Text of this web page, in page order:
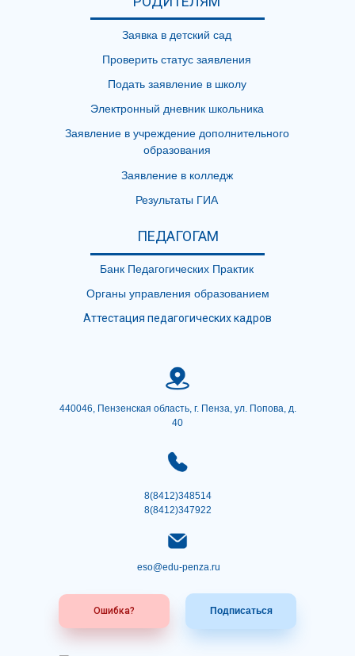
Заявка в детский сад
Проверить статус заявления
Подать заявление в школу
Электронный дневник школьника
Заявление в учреждение дополнительного
образования
Заявление в колледж
440046, Пензенская область, г. Пенза, ул. Попова, д.
40
ПЕДАГОГАМ
Банк Педагогических Практик
8(8412)348514
8(8412)347922
eso@edu-penza.ru
Органы управления образованием
Результаты ГИА
Аттестация педагогических кадров
Ошибка? Подписаться